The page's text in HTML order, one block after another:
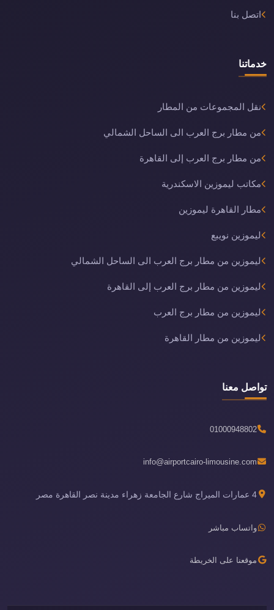
اتصل بنا
خدماتنا
نقل المجموعات من المطار
من مطار برج العرب الى الساحل الشمالي
من مطار برج العرب إلى القاهرة
مكاتب ليموزين الاسكندرية
مطار القاهرة ليموزين
ليموزين نويبع
ليموزين من مطار برج العرب الى الساحل الشمالي
ليموزين من مطار برج العرب إلى القاهرة
ليموزين من مطار برج العرب
ليموزين من مطار القاهرة
تواصل معنا
01000948802
info@airportcairo-limousine.com
4 عمارات الميراج شارع الجامعة زهراء مدينة نصر القاهرة مصر
واتساب مباشر
موقعنا على الخريطة